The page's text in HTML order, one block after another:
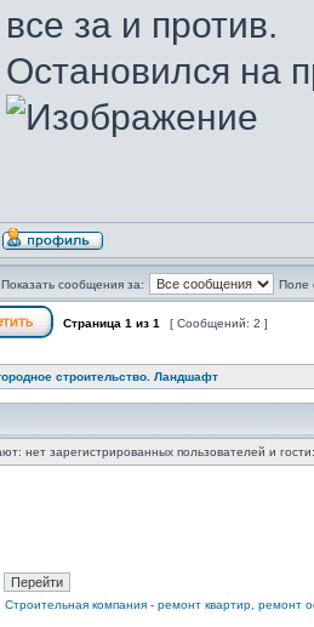
все за и против.
Остановился на
Показать сообщения за: Поле
Страница 1 из 1 [ Сообщений: 2 ]
строительство. Ландшафт
нет зарегистрированных пользователей и
Строительная компания - ремонт квартир, ремонт